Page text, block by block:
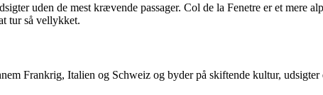
uden de mest krævende passager. Col de la Fenetre er et mere
tur så vellykket.
Frankrig, Italien og Schweiz og byder på skiftende kultur,